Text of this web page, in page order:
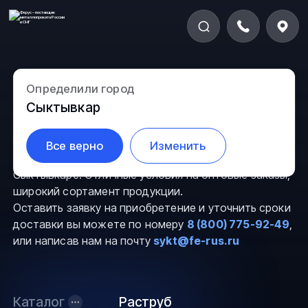
Определили город
Сыктывкар
Все верно Изменить
Раструб в Сыктывкаре
Компания ООО “Ферус” предлагает Вам
приобрести раструбпо выгодной цене в
Сыктывкаре. Отличные условия на оптовые заказы,
широкий сортамент продукции.
Оставить заявку на приобретение и уточнить сроки
доставки вы можете по номеру 8 (800) 775-92-49,
или написав нам на почту sykt@fe-rus.ru
Каталог Раструб